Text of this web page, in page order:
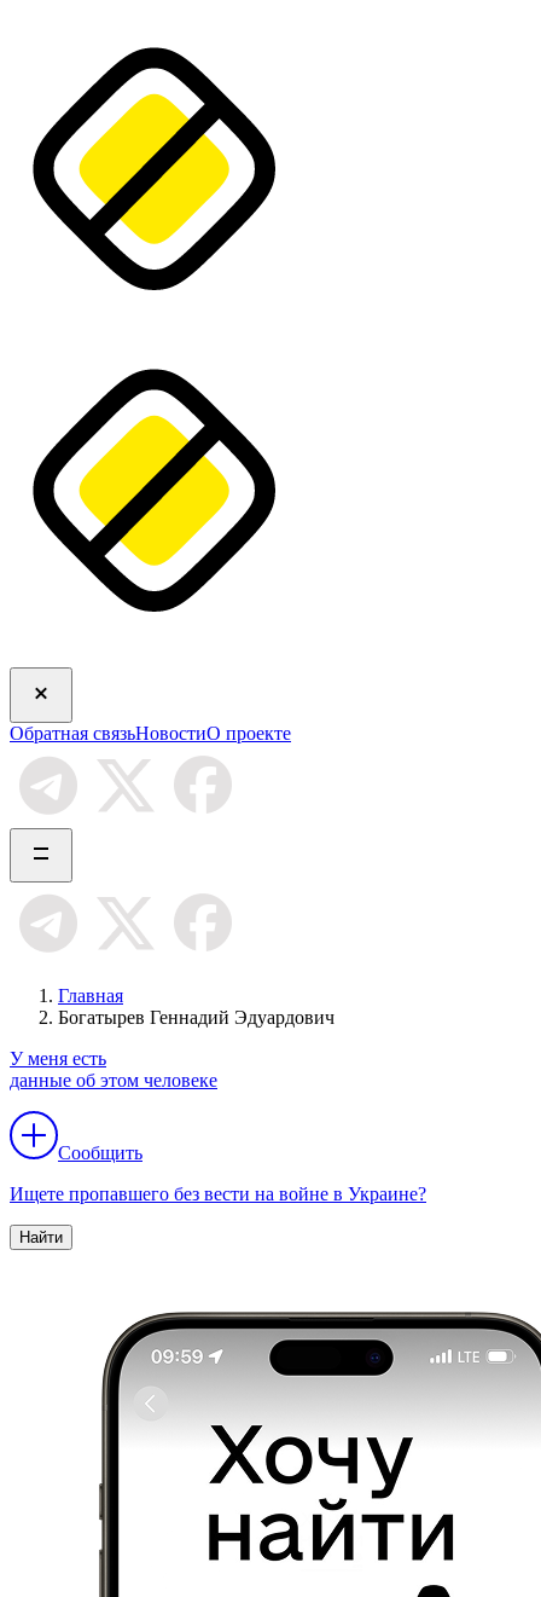
Обратная связьНовостиО проекте
Главная
Богатырев Геннадий Эдуардович
У меня есть
данные об этом человеке
Сообщить
Ищете пропавшего без вести на войне в Украине?
Найти